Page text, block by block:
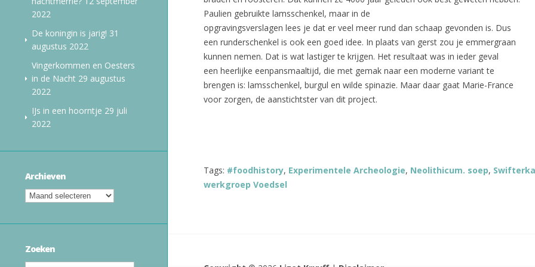
2022
De koningin is jarig! 31
augustus 2022
Vingerkommen en Oesters
in de Nacht 29 augustus
2022
IJs in een hoorntje 29 juli
2022
Archieven
Zoeken
Paulien gebruikte lamsschenkel, maar in de
opgravingsverslagen lees je dat er veel meer rund dan schaap gevonden is. Dus
een runderschenkel is ook een goed idee. In plaats van gerst zou je emmergraan
kunnen nemen. Dat is wat lastiger te krijgen. Het resultaat was in ieder geval
een heerlijke eenpansmaaltijd, die met gemak naar een moderne variant te
brengen is: lamsschenkel, burgul en wilde spinazie. Maar daar gaat Marie-France
voor zorgen, de aanstichtster van dit project.
Tags: #foodhistory, Experimentele Archeologie, Neolithicum. soep,
werkgroep Voedsel